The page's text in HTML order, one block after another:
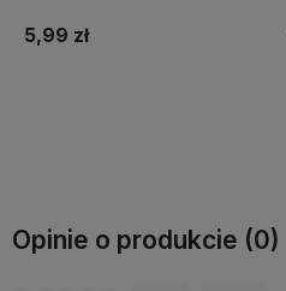
5,99 zł
Opinie o produkcie (0)